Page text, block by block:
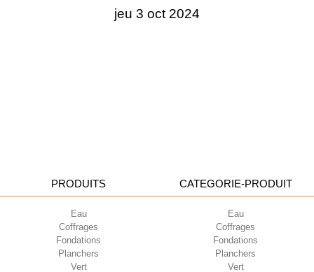
jeu 3 oct 2024
PRODUITS
Eau
Coffrages
Fondations
Planchers
Vert
CATEGORIE-PRODUIT
Eau
Coffrages
Fondations
Planchers
Vert